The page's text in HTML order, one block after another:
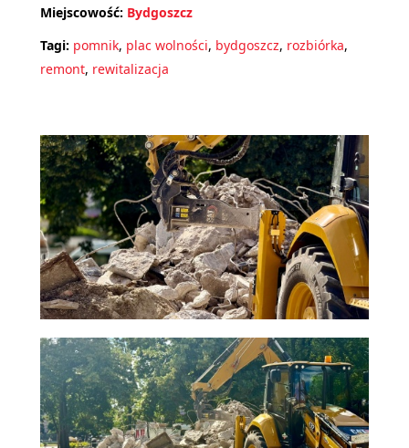
Miejscowość: Bydgoszcz
Tagi: pomnik, plac wolności, bydgoszcz, rozbiórka,
remont, rewitalizacja